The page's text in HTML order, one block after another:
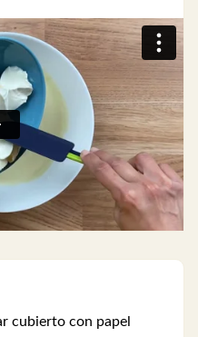
cubierto con papel